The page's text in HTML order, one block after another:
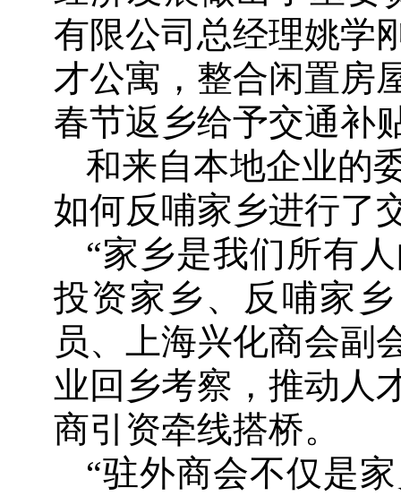
有限公司总经理姚学
才公寓，整合闲置房
春节返乡给予交通补
和来自本地企业的
如何反哺家乡进行了
“家乡是我们所有
投资家乡、反哺家
员、上海兴化商会副
业回乡考察，推动人
商引资牵线搭桥。
“驻外商会不仅是